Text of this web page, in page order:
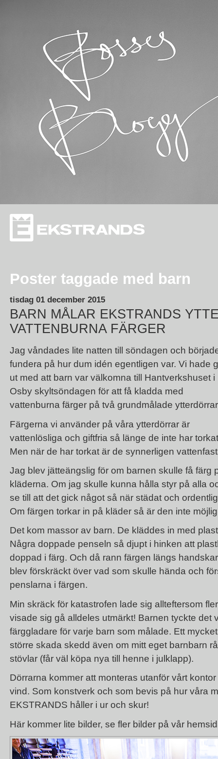
Poster taggade med barn
tisdag 01 december 2015
BARN MÅLAR EKSTRANDS
VATTENBURNA FÄRGER
Jag våndades lite natten till söndagen och
fundera på hur dum idén egentligen var. Vi hade
ut med att barn var välkomna till Hantverkshuset i
Osby skyltsöndagen för att få kladda med
vattenburna färger på två grundmålade
Färgerna vi använder på våra ytterdörrar är
vattenlösliga och giftfria så länge de inte har
Men när de har torkat är de synnerligen
Jag blev jätteängslig för om barnen skulle få färg
kläderna. Om jag skulle kunna hålla styr på alla
se till att det gick något så när städat och
Om färgen torkar in på kläder så är den inte
Det kom massor av barn. De kläddes in med
Några doppade penseln så djupt i hinken att
doppad i färg. Och då rann färgen längs
blev förskräckt över vad som skulle hända och
penslarna i färgen.
Min skräck för katastrofen lade sig allteftersom
visade sig gå alldeles utmärkt! Barnen tyckte det
färggladare för varje barn som målade. Ett
större skada skedd även om mitt eget barnbarn
stövlar (får väl köpa nya till henne i julklapp).
Dörrarna kommer att monteras utanför vårt
vind. Som konstverk och som bevis på hur våra
EKSTRANDS håller i ur och skur!
Här kommer lite bilder, se fler bilder på vår